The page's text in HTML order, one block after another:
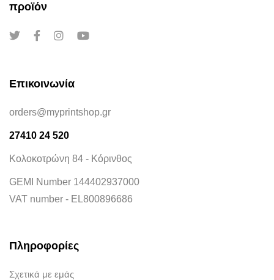
προϊόν
Επικοινωνία
orders@myprintshop.gr
27410 24 520
Κολοκοτρώνη 84 - Κόρινθος
GEMI Number 144402937000
VAT number - EL800896686
Πληροφορίες
Σχετικά με εμάς